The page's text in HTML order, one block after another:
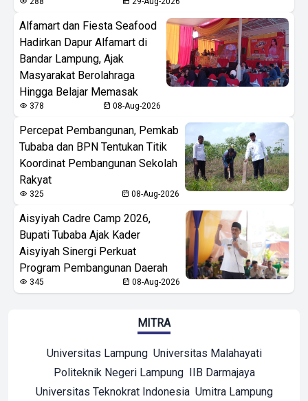
Alfamart dan Fiesta Seafood
Hadirkan Dapur Alfamart di
Bandar Lampung, Ajak
Masyarakat Berolahraga
Hingga Belajar Memasak
378 08-Aug-2026
Percepat Pembangunan, Pemkab
Tubaba dan BPN Tentukan Titik
Koordinat Pembangunan Sekolah
Rakyat
325 08-Aug-2026
Aisyiyah Cadre Camp 2026,
Bupati Tubaba Ajak Kader
Aisyiyah Sinergi Perkuat
Program Pembangunan Daerah
345 08-Aug-2026
MITRA
Universitas Lampung Universitas Malahayati
Politeknik Negeri Lampung IIB Darmajaya
Universitas Teknokrat Indonesia Umitra Lampung